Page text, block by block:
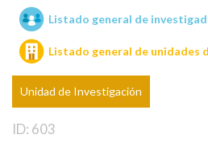
Unidades de investigación
Listado general de
Listado general de unidades
Unidad de Investigación
ID: 603